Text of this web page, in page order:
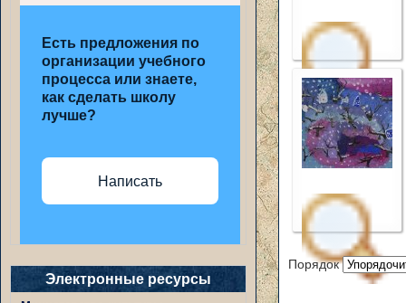
Есть предложения по
организации учебного
процесса или знаете,
как сделать школу
лучше?
Написать
Электронные ресурсы
Порядок